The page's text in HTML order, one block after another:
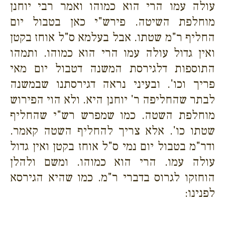
עולה עמו הרי הוא כמוהו ואמר רבי יוחנן
מוחלפת השיטה. פירש"י כאן בטבול יום
החליף ר"מ שטתו. אבל בעלמא ס"ל אוחז בקטן
ואין גדול עולה עמו הרי הוא כמוהו. ותמהו
התוספות דלגירסת המשנה דטבול יום מאי
פריך וכו'. ובעיני נראה דגירסתנו שבמשנה
לבתר שהחליפה ר' יוחנן היא. ולא הוי הפירוש
מוחלפת השטה. כמו שמפרש רש"י שהחליף
שטתו כו'. אלא צריך להחליף השטה קאמר.
ודר"מ בטבול יום נמי ס"ל אוחז בקטן ואין גדול
עולה עמו. הרי הוא כמוהו. ומשם ולהלן
הוחזקו לגרוס בדברי ר"מ. כמו שהיא הגירסא
לפנינו: